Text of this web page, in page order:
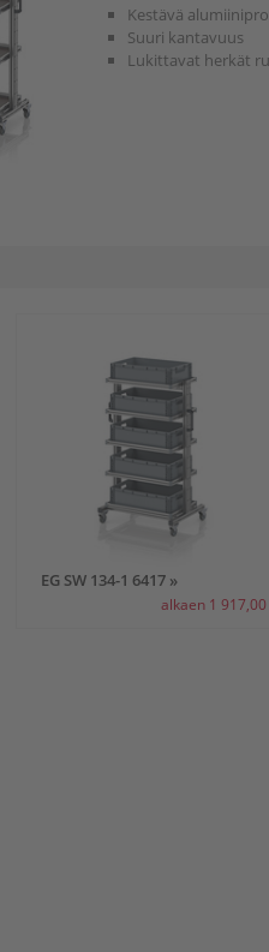
Kestävä
Suuri kantavuus
Lukittavat herkät
EG SW 134-1 6417 »
alkaen 1 917,00